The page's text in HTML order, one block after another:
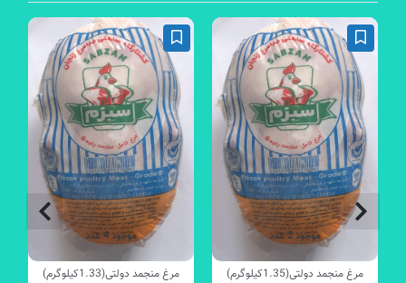
موجود 2 عدد
مرغ منجمد دولتی(1.35کیلوگرم)
موجود 4 عدد
مرغ منجمد دولتی(1.33کیلوگرم)